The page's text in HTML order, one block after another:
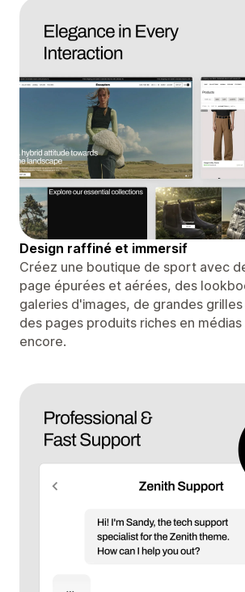
Design raffiné et immersif
Créez une boutique de sport avec
page épurées et aérées, des
galeries d'images, de grandes
des pages produits riches en
encore.